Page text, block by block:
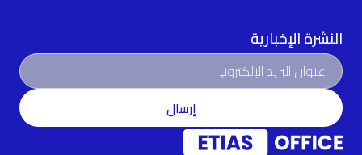
النشرة الإخبارية
إرسال